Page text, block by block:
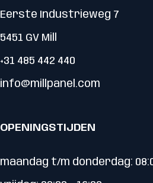
Eerste Industrieweg 7
5451 GV Mill
+31 485 442 440
info@millpanel.com
OPENINGSTIJDEN
maandag t/m donderdag: